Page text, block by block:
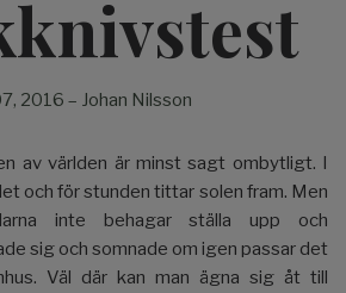
2016 – Johan Nilsson
av världen är minst sagt ombytligt. I
och för stunden tittar solen fram. Men
inte behagar ställa upp och
sig och somnade om igen passar det
Väl där kan man ägna sig åt till